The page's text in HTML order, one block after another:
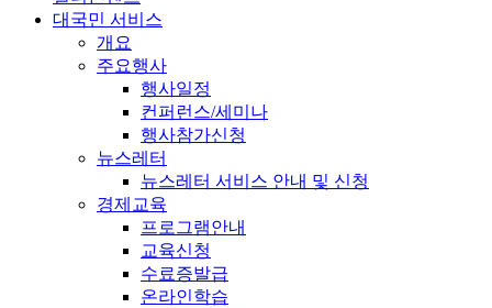
대국민 서비스
개요
주요행사
행사일정
컨퍼런스/세미나
행사참가신청
뉴스레터
뉴스레터 서비스 안내 및 신청
경제교육
프로그램안내
교육신청
수료증발급
온라인학습